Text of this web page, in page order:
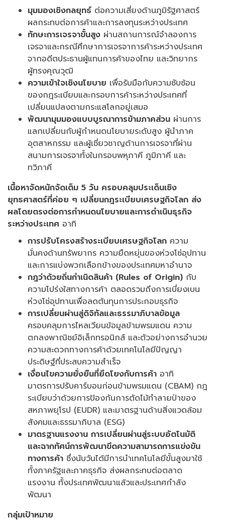
มุมมองเชิงกลยุทธ์ ต่อความเสี่ยงด้านภูมิรัฐศาสตร์
ผลกระทบต่อการค้าและการลงทุนระหว่างประเทศ
ทักษะการเจรจาขั้นสูง ผ่านสถานการณ์จำลองการ
เจรจาและกรณีศึกษาการเจรจาการค้าระหว่างประเทศ
จากอดีตประธานผู้แทนการค้าของไทย และวิทยากร
ผู้ทรงคุณวุฒิ
ความเข้าใจเชิงนโยบาย เพื่อรับมือกับความซับซ้อน
ของกฎระเบียบและกรอบการค้าระหว่างประเทศที่
เปลี่ยนแปลงตามกระแสโลกอยู่เสมอ
พัฒนามุมมองแบบบูรณาการข้ามภาคส่วน ผ่านการ
แลกเปลี่ยนกับผู้กำหนดนโยบายระดับสูง ผู้นำภาค
อุตสาหกรรม และผู้เชี่ยวชาญด้านการเจรจาที่ผ่าน
สนามการเจรจาทั้งในกรอบพหุภาคี ภูมิภาคี และ
ทวิภาคี
เนื้อหาจัดหนักจัดเต็ม 5 วัน ครอบคลุมประเด็นเชิง
ยุทธศาสตร์ที่ค่อย ๆ เปลี่ยนกฎระเบียบเศรษฐกิจโลก ส่ง
ผลโดยตรงต่อการกำหนดนโยบายและการดำเนินธุรกิจ
ระหว่างประเทศ อาทิ
การปรับโครงสร้างระเบียบเศรษฐกิจโลก ความ
มั่นคงด้านทรัพยากร ความยืดหยุ่นของห่วงโซ่อุปทาน
และการแบ่งพวกเลือกข้างของประเทศมหาอำนาจ
กฎว่าด้วยถิ่นกำเนิดสินค้า (Rules of Origin) กับ
ความโปร่งใสทางการค้า ตลอดรวมถึงการเบี่ยงเบน
ห่วงโซ่อุปทานเพื่อลดต้นทุนการประกอบธุรกิจ
การเปลี่ยนผ่านสู่ดิจิทัลและธรรมาภิบาลข้อมูล
ครอบคลุมการไหลเวียนข้อมูลข้ามพรมแดน ความ
ตกลงพาณิชย์อิเล็กทรอนิกส์ และตัวอย่างการอำนวย
ความสะดวกทางการค้าด้วยเทคโนโลยีปัญญา
ประดิษฐ์ที่ประสบความสำเร็จ
เงื่อนไขความยั่งยืนที่ยึดโยงกับการค้า อาทิ
มาตรการปรับคาร์บอนก่อนข้ามพรมแดน (CBAM) กฎ
ระเบียบว่าด้วยการป้องกันการตัดไม้ทำลายป่าของ
สหภาพยุโรป (EUDR) และมาตรฐานด้านสิ่งแวดล้อม
สังคมและธรรมาภิบาล (ESG)
มาตรฐานแรงงาน การเปลี่ยนผ่านสู่ระบบอัตโนมัติ
และฉากทัศน์การพัฒนาขีดความสามารถการแข่งขัน
ทางการค้า ซึ่งนับวันได้มีการนำเทคโนโลยีขั้นสูงมาใช้
ทั้งภาครัฐและภาคธุรกิจ ส่งผลกระทบต่อตลาด
แรงงาน ทั้งประเทศพัฒนาแล้วและประเทศกำลัง
พัฒนา
กลุ่มเป้าหมาย